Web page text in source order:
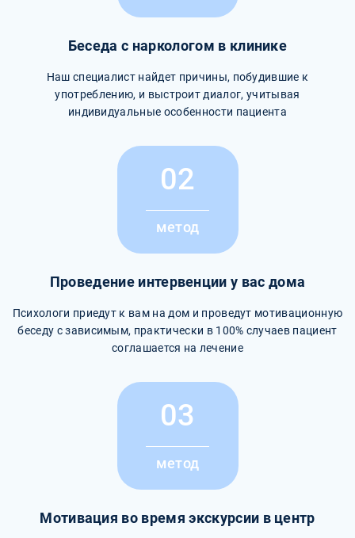
Беседа с наркологом в клинике
Наш специалист найдет причины, побудившие к
употреблению, и выстроит диалог, учитывая
индивидуальные особенности пациента
02
метод
Проведение интервенции у вас дома
Психологи приедут к вам на дом и проведут мотивационную
беседу с зависимым, практически в 100% случаев пациент
соглашается на лечение
03
метод
Мотивация во время экскурсии в центр